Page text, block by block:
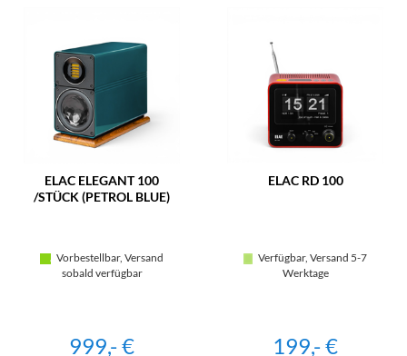
ELAC ELEGANT 100
/STÜCK (PETROL BLUE)
Vorbestellbar, Versand
sobald verfügbar
999,- €
ELAC RD 100
Verfügbar, Versand 5-7
Werktage
199,- €